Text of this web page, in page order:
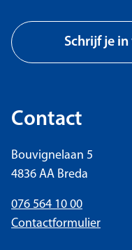
Schrijf je
Contact
Bouvignelaan 5
4836 AA Breda
076 564 10 00
Contactformulier